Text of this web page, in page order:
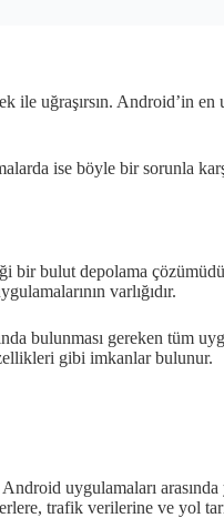
uğraşırsın. Android’in en
ise böyle bir sorunla
bir bulut depolama
varlığıdır.
bulunması gereken tüm
gibi imkanlar bulunur.
uygulamaları
trafik verilerine ve yol